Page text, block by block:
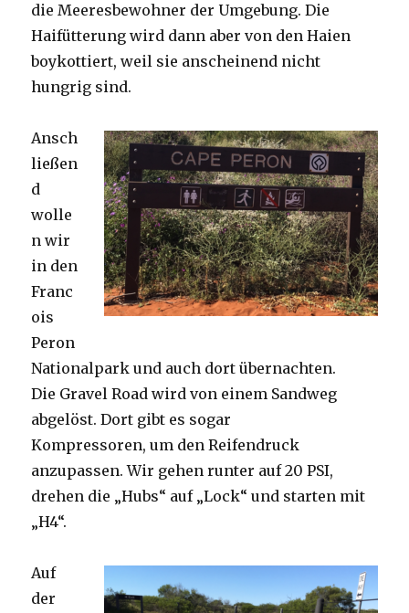
die Meeresbewohner der Umgebung. Die
Haifütterung wird dann aber von den Haien
boykottiert, weil sie anscheinend nicht
hungrig sind.
Ansch
ließen
d
wolle
n wir
in den
Franc
ois
Peron
Nationalpark und auch dort übernachten.
Die Gravel Road wird von einem Sandweg
abgelöst. Dort gibt es sogar
Kompressoren, um den Reifendruck
anzupassen. Wir gehen runter auf 20 PSI,
drehen die „Hubs“ auf „Lock“ und starten mit
„H4“.
Auf
der